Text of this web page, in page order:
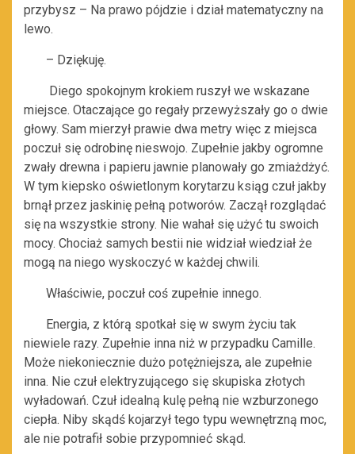
przybysz – Na prawo pójdzie i dział matematyczny na
lewo.
– Dziękuję.
Diego spokojnym krokiem ruszył we wskazane
miejsce. Otaczające go regały przewyższały go o dwie
głowy. Sam mierzył prawie dwa metry więc z miejsca
poczuł się odrobinę nieswojo. Zupełnie jakby ogromne
zwały drewna i papieru jawnie planowały go zmiażdżyć.
W tym kiepsko oświetlonym korytarzu ksiąg czuł jakby
brnął przez jaskinię pełną potworów. Zaczął rozglądać
się na wszystkie strony. Nie wahał się użyć tu swoich
mocy. Chociaż samych bestii nie widział wiedział że
mogą na niego wyskoczyć w każdej chwili.
Właściwie, poczuł coś zupełnie innego.
Energia, z którą spotkał się w swym życiu tak
niewiele razy. Zupełnie inna niż w przypadku Camille.
Może niekoniecznie dużo potężniejsza, ale zupełnie
inna. Nie czuł elektryzującego się skupiska złotych
wyładowań. Czuł idealną kulę pełną nie wzburzonego
ciepła. Niby skądś kojarzył tego typu wewnętrzną moc,
ale nie potrafił sobie przypomnieć skąd.